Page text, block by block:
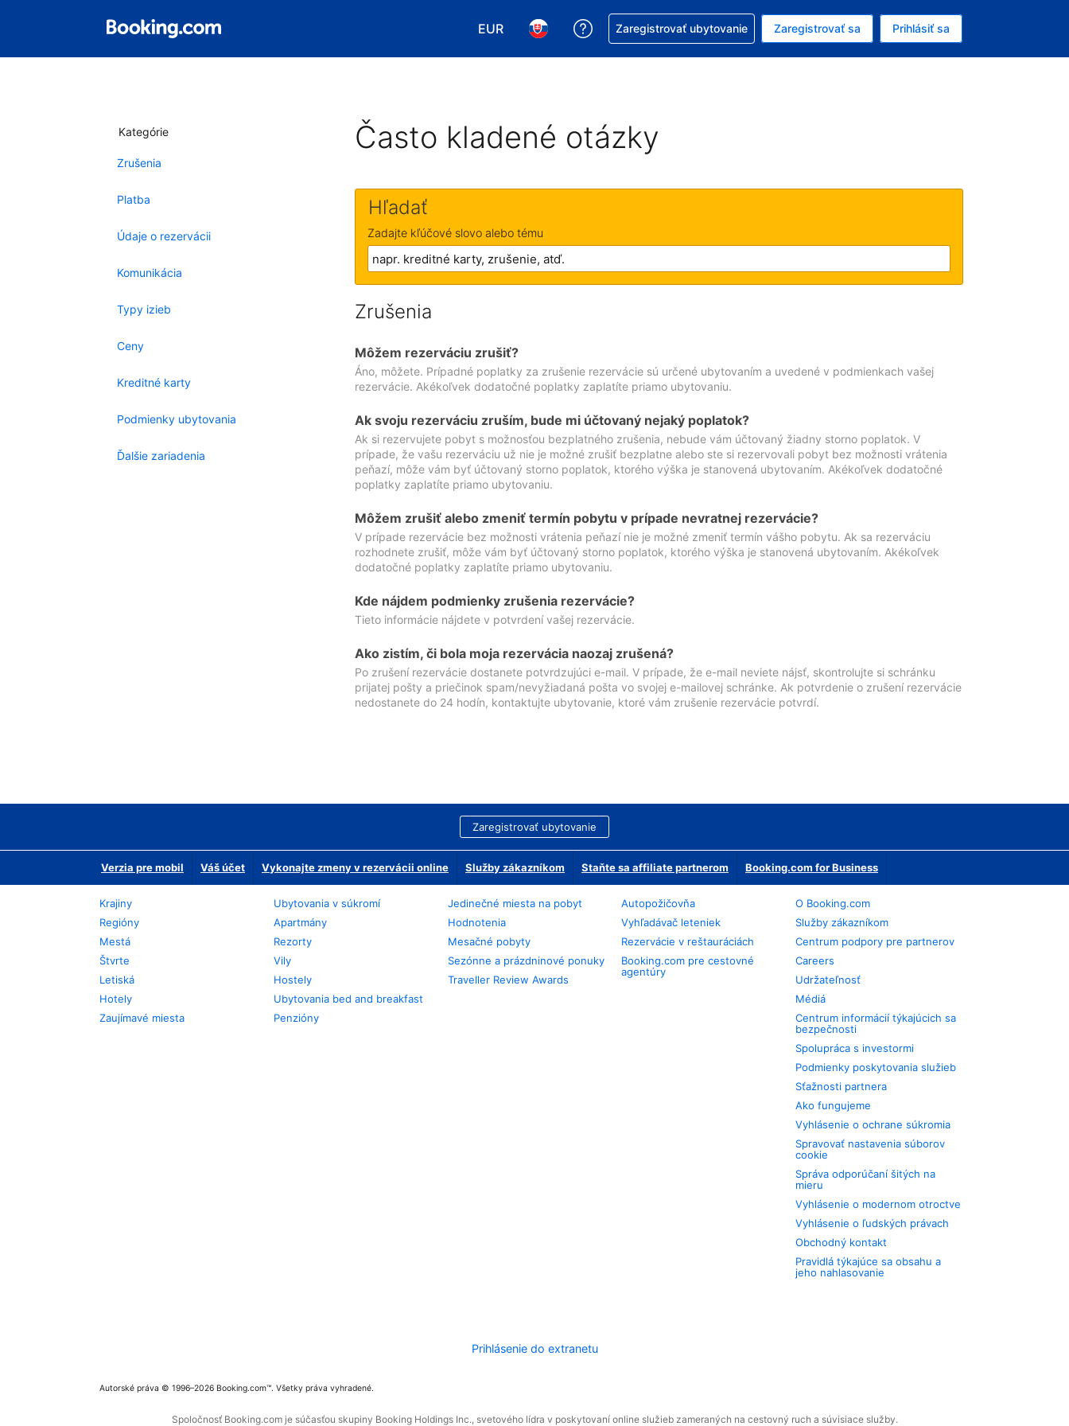
EUR
Vybrať menu. Momentálne máte zvolenú menu EUR
Vybrať jazyk. Momentálne máte zvolený jazyk V slovenčine
Získajte pomoc s rezerváciou
Zaregistrovať ubytovanie Zaregistrovať sa Prihlásiť sa
Kategórie
Zrušenia
Platba
Údaje o rezervácii
Komunikácia
Typy izieb
Ceny
Kreditné karty
Podmienky ubytovania
Ďalšie zariadenia
Často kladené otázky
Hľadať
Zadajte kľúčové slovo alebo tému
Zrušenia
Môžem rezerváciu zrušiť?
Áno, môžete. Prípadné poplatky za zrušenie rezervácie sú určené ubytovaním a uvedené v podmienkach vašej
rezervácie. Akékoľvek dodatočné poplatky zaplatíte priamo ubytovaniu.
Ak svoju rezerváciu zruším, bude mi účtovaný nejaký poplatok?
Ak si rezervujete pobyt s možnosťou bezplatného zrušenia, nebude vám účtovaný žiadny storno poplatok. V
prípade, že vašu rezerváciu už nie je možné zrušiť bezplatne alebo ste si rezervovali pobyt bez možnosti vrátenia
peňazí, môže vám byť účtovaný storno poplatok, ktorého výška je stanovená ubytovaním. Akékoľvek dodatočné
poplatky zaplatíte priamo ubytovaniu.
Môžem zrušiť alebo zmeniť termín pobytu v prípade nevratnej rezervácie?
V prípade rezervácie bez možnosti vrátenia peňazí nie je možné zmeniť termín vášho pobytu. Ak sa rezerváciu
rozhodnete zrušiť, môže vám byť účtovaný storno poplatok, ktorého výška je stanovená ubytovaním. Akékoľvek
dodatočné poplatky zaplatíte priamo ubytovaniu.
Kde nájdem podmienky zrušenia rezervácie?
Tieto informácie nájdete v potvrdení vašej rezervácie.
Ako zistím, či bola moja rezervácia naozaj zrušená?
Po zrušení rezervácie dostanete potvrdzujúci e-mail. V prípade, že e-mail neviete nájsť, skontrolujte si schránku
prijatej pošty a priečinok spam/nevyžiadaná pošta vo svojej e-mailovej schránke. Ak potvrdenie o zrušení rezervácie
nedostanete do 24 hodín, kontaktujte ubytovanie, ktoré vám zrušenie rezervácie potvrdí.
Zaregistrovať ubytovanie
Verzia pre mobil Váš účet Vykonajte zmeny v rezervácii online Služby zákazníkom Staňte sa affiliate partnerom Booking.com for Business
Krajiny
Regióny
Mestá
Štvrte
Letiská
Hotely
Zaujímavé miesta
Ubytovania v súkromí
Apartmány
Rezorty
Vily
Hostely
Ubytovania bed and breakfast
Penzióny
Jedinečné miesta na pobyt
Hodnotenia
Mesačné pobyty
Sezónne a prázdninové ponuky
Traveller Review Awards
Autopožičovňa
Vyhľadávač leteniek
Rezervácie v reštauráciách
Booking.com pre cestovné
agentúry
O Booking.com
Služby zákazníkom
Centrum podpory pre partnerov
Careers
Udržateľnosť
Médiá
Centrum informácií týkajúcich sa
bezpečnosti
Spolupráca s investormi
Podmienky poskytovania služieb
Sťažnosti partnera
Ako fungujeme
Vyhlásenie o ochrane súkromia
Spravovať nastavenia súborov
cookie
Správa odporúčaní šitých na
mieru
Vyhlásenie o modernom otroctve
Vyhlásenie o ľudských právach
Obchodný kontakt
Pravidlá týkajúce sa obsahu a
jeho nahlasovanie
Prihlásenie do extranetu
Autorské práva © 1996–2026 Booking.com™. Všetky práva vyhradené.
Spoločnosť Booking.com je súčasťou skupiny Booking Holdings Inc., svetového lídra v poskytovaní online služieb zameraných na cestovný ruch a súvisiace služby.